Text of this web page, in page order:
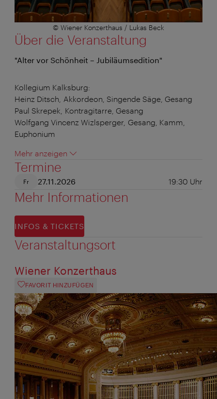
© Wiener Konzerthaus / Lukas Beck
Über die Veranstaltung
"Alter vor Schönheit – Jubiläumsedition"
Kollegium Kalksburg:
Heinz Ditsch, Akkordeon, Singende Säge, Gesang
Paul Skrepek, Kontragitarre, Gesang
Wolfgang Vincenz Wizlsperger, Gesang, Kamm,
Euphonium
Mehr anzeigen
Termine
Fr 27.11.2026 19:30 Uhr
Mehr Informationen
INFOS & TICKETS
Veranstaltungsort
Wiener Konzerthaus
FAVORIT HINZUFÜGEN